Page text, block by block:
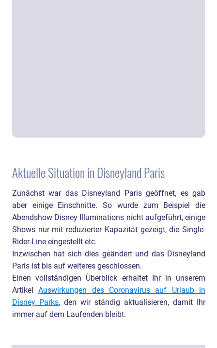
Aktuelle Situation in Disneyland Paris
Zunächst war das Disneyland Paris geöffnet, es gab
aber einige Einschnitte. So wurde zum Beispiel die
Abendshow Disney Illuminations nicht aufgeführt, einige
Shows nur mit reduzierter Kapazität gezeigt, die Single-
Rider-Line eingestellt etc.
Inzwischen hat sich dies geändert und das Disneyland
Paris ist bis auf weiteres geschlossen.
Einen vollständigen Überblick erhaltet Ihr in unserem
ArtikelAuswirkungen des Coronavirus auf Urlaub in
Disney Parks, den wir ständig aktualisieren, damit Ihr
immer auf dem Laufenden bleibt.